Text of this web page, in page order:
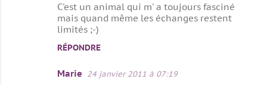
C'est un animal qui m' a toujours fasciné
mais quand même les échanges restent
limités ;-)
RÉPONDRE
Marie 24 janvier 2011 à 07:19